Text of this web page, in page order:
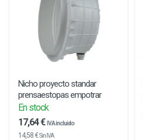
Nicho proyecto standar
prensaestopas empotrar
En stock
17,64 € IVA incluido
14,58 €Sin IVA